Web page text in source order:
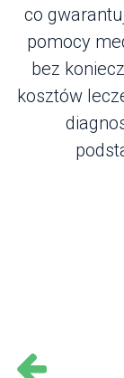
co
pomocy
bez
kosztów